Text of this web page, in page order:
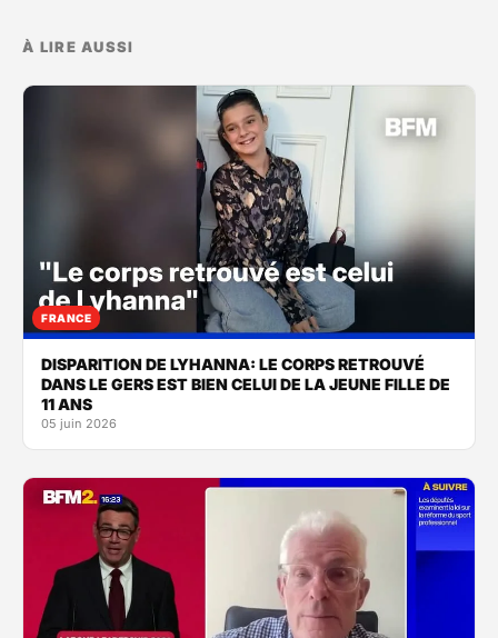
À LIRE AUSSI
FRANCE
DISPARITION DE LYHANNA: LE CORPS RETROUVÉ
DANS LE GERS EST BIEN CELUI DE LA JEUNE FILLE DE
11 ANS
05 juin 2026